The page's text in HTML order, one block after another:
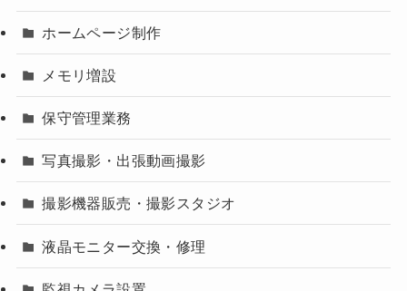
ホームページ制作
メモリ増設
保守管理業務
写真撮影・出張動画撮影
撮影機器販売・撮影スタジオ
液晶モニター交換・修理